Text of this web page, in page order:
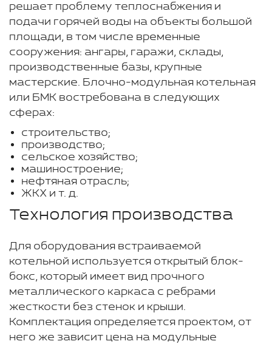
решает проблему теплоснабжения и
подачи горячей воды на объекты большой
площади, в том числе временные
сооружения: ангары, гаражи, склады,
производственные базы, крупные
мастерские. Блочно-модульная котельная
или БМК востребована в следующих
сферах:
строительство;
производство;
сельское хозяйство;
машиностроение;
нефтяная отрасль;
ЖКХ и т. д.
Технология производства
Для оборудования встраиваемой
котельной используется открытый блок-
бокс, который имеет вид прочного
металлического каркаса с ребрами
жесткости без стенок и крыши.
Комплектация определяется проектом, от
него же зависит цена на модульные